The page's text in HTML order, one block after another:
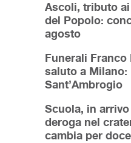
Ascoli, tributo
del Popolo:
agosto
Funerali Franco
saluto a
Sant’Ambrogio
Scuola, in
deroga nel
cambia per